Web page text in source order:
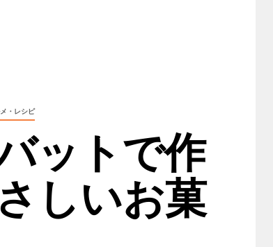
・レシピ
ットで作
しいお菓